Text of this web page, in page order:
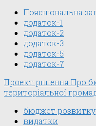
Пояснювальна
додаток-1
додаток-2
додаток-3
додаток-5
додаток-7
Проект рішення Про
територіальної
бюджет розвитку
видатки